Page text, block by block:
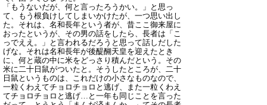
「もうないだが、何と言ったろうかい。」と思っ
て、もう根負けしてしまいかけたが、一つ思い出し
た。それは、名和長年という者が、昔ここ御来屋に
おったというが、その男の話をしたら、長者は「こ
っでええ。」と言われるだろうと思って話しだした
げな。それは名和長年が後醍醐天皇を迎えたとき
に、何と蔵の中に米をどっさり積んだという。その
米に二十日鼠がついたと。そうしたところが、二十
日鼠というものは、これだけの小さなものなので、
一粒くわえてチョロチョロと逃げ、また一粒くわえ
てチョロチョロと逃げ…と一年も同じことを言った